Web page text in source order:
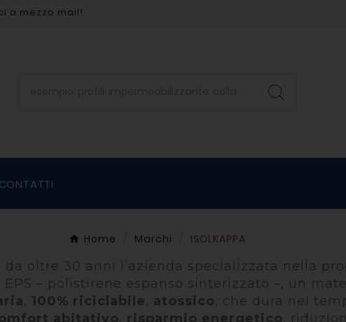
a mezzo mail!
CONTATTI
Home Marchi ISOLKAPPA
da oltre 30 anni l’azienda specializzata nella
– polistirene espanso sinterizzato –, un
, 100% riciclabile, atossico, che dura nel
abitativo, risparmio energetico,